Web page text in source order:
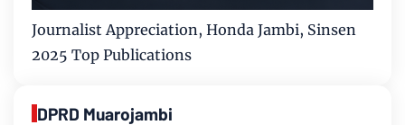
Journalist Appreciation, Honda Jambi, Sinsen
2025 Top Publications
DPRD Muarojambi